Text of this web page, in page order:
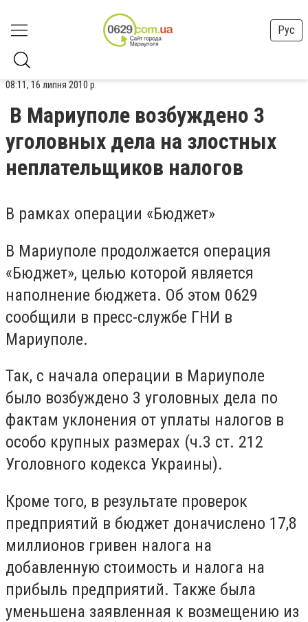
Рус
08:11, 16 липня 2010 р.
В Мариуполе возбуждено 3
уголовных дела на злостных
неплательщиков налогов
В рамках операции «Бюджет»
В Мариуполе продолжается операция
«Бюджет», целью которой является
наполнение бюджета. Об этом 0629
сообщили в пресс-службе ГНИ в
Мариуполе.
Так, с начала операции в Мариуполе
было возбуждено 3 уголовных дела по
фактам уклонения от уплаты налогов в
особо крупных размерах (ч.3 ст. 212
Уголовного кодекса Украины).
Кроме того, в результате проверок
предприятий в бюджет доначислено 17,8
миллионов гривен налога на
добавленную стоимость и налога на
прибыль предприятий. Также была
уменьшена заявленная к возмещению из